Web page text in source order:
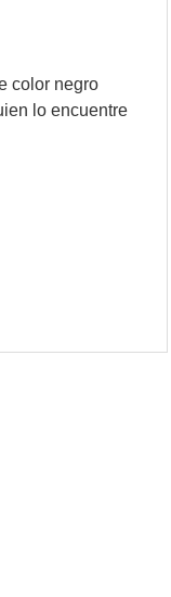
color negro
lo encuentre